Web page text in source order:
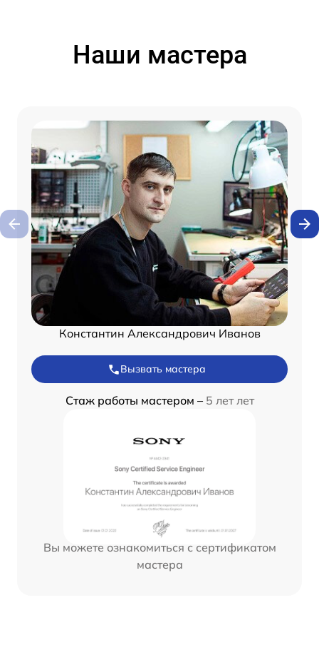
Наши мастера
Константин Александрович Иванов
Вызвать мастера
Стаж работы мастером – 5 лет лет
Вы можете ознакомиться с сертификатом
мастера